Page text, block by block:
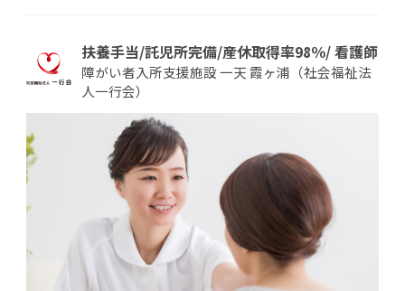
扶養手当/託児所完備/産休取得率98％/ 看護師
障がい者入所支援施設 一天 霞ヶ浦（社会福祉法
人一行会）